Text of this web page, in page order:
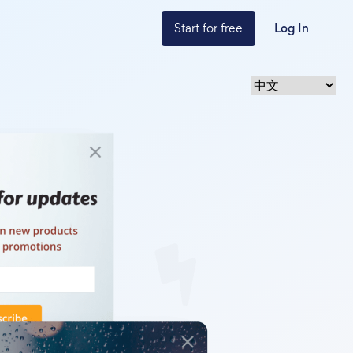
Start for free Log In